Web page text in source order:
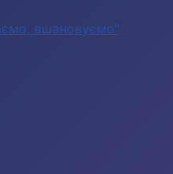
вшановуємо"